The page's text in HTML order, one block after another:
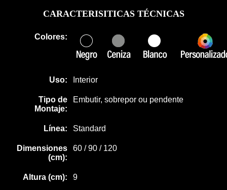
CARACTERISITICAS TÉCNICAS
Colores:
Uso: Interior
Tipo de
Montaje:
Embutir, sobrepor ou pendente
Línea: Standard
Dimensiones
(cm):
60 / 90 / 120
Altura (cm): 9